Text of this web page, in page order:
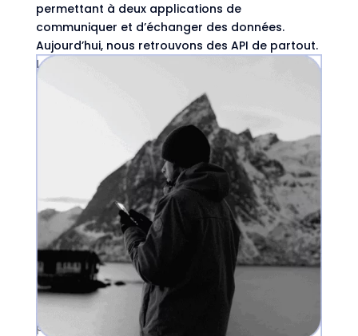
permettant à deux applications de
communiquer et d’échanger des données.
Aujourd’hui, nous retrouvons des API de partout.
Lorsque vous associez votre
Comment une architecture hors ligne
pourrait sauver vos applications
par Astrid Van Hal|Déc 22, 2025|